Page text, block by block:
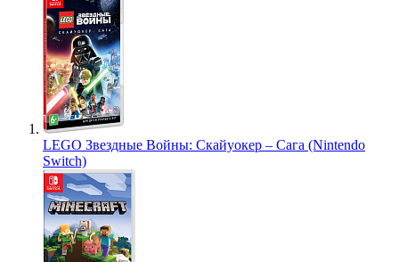
LEGO Звездные Войны: Скайуокер – Сага (Nintendo
Switch)